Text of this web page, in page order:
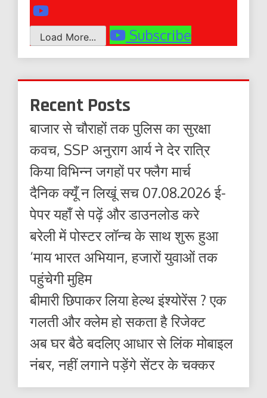
Load More... Subscribe
Recent Posts
बाजार से चौराहों तक पुलिस का सुरक्षा
कवच, SSP अनुराग आर्य ने देर रात्रि
किया विभिन्न जगहों पर फ्लैग मार्च
दैनिक क्यूँ न लिखूं सच 07.08.2026 ई-
पेपर यहाँ से पढ़ें और डाउनलोड करे
बरेली में पोस्टर लॉन्च के साथ शुरू हुआ
‘माय भारत अभियान, हजारों युवाओं तक
पहुंचेगी मुहिम
बीमारी छिपाकर लिया हेल्थ इंश्योरेंस ? एक
गलती और क्लेम हो सकता है रिजेक्ट
अब घर बैठे बदलिए आधार से लिंक मोबाइल
नंबर, नहीं लगाने पड़ेंगे सेंटर के चक्कर